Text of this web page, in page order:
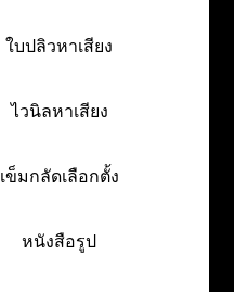
ใบปลิวหาเสียง
ไวนิลหาเสียง
เข็มกลัดเลือกตั้ง
หนังสือรูป